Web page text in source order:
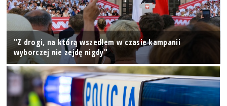
"Z drogi, na którą wszedłem w czasie kampanii
wyborczej nie zejdę nigdy"